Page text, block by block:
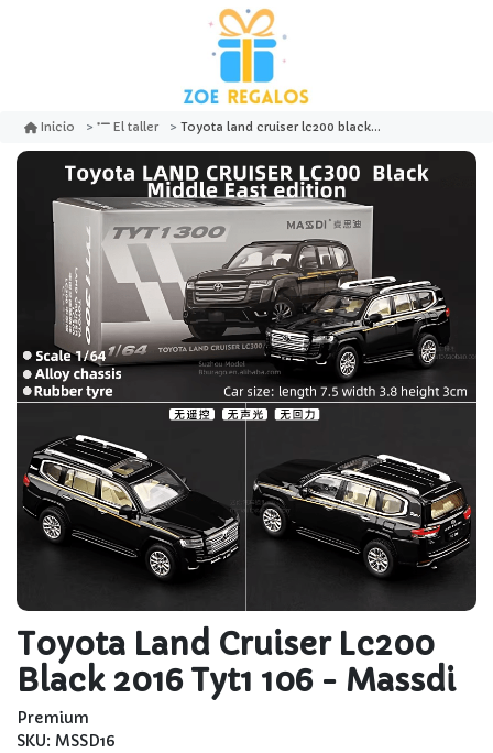
Inicio El taller Toyota land cruiser lc200 black 2016 tyt1 106 - massdi
Toyota Land Cruiser Lc200
Black 2016 Tyt1 106 - Massdi
Premium
SKU: MSSD16